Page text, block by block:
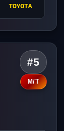
TOYOTA
#5
M/T